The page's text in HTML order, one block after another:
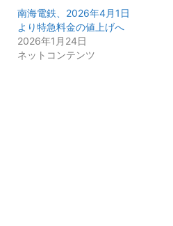
南海電鉄、2026年4月1日
より特急料金の値上げへ
2026年1月24日
ネットコンテンツ